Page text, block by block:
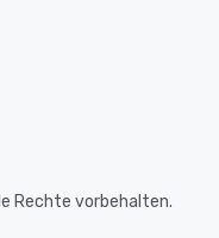
Rechte vorbehalten.